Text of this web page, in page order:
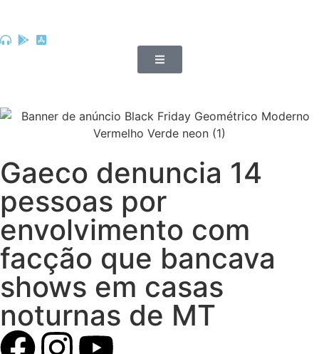
Gaeco denuncia 14
pessoas por
envolvimento com
facção que bancava
shows em casas
noturnas de MT